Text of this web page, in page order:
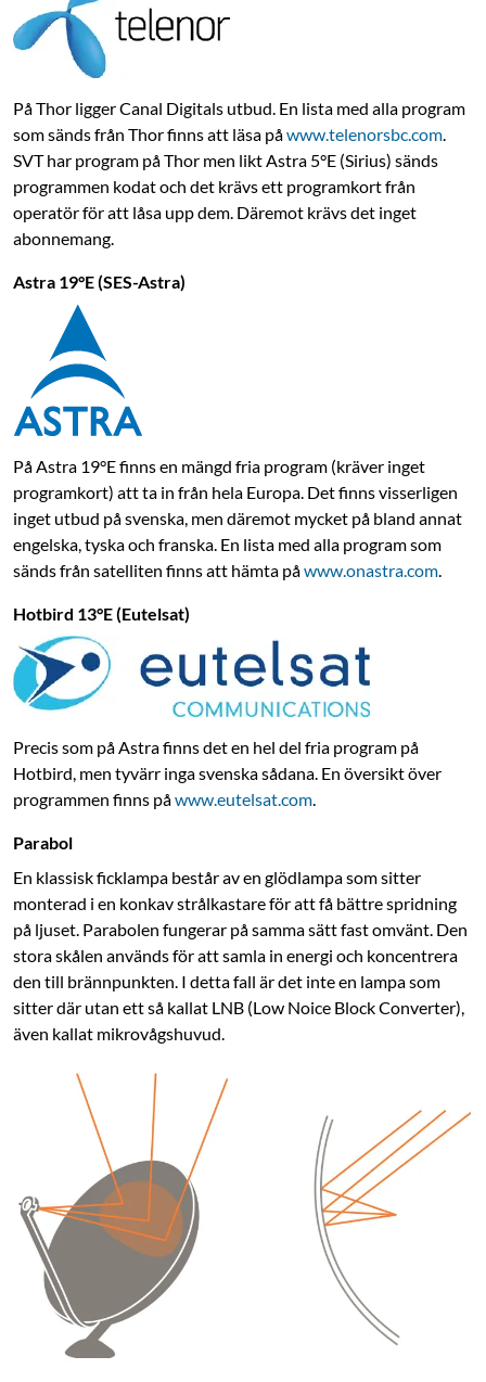
På Thor ligger Canal Digitals utbud. En lista med alla program
som sänds från Thor finns att läsa påwww.telenorsbc.com.
SVT har program på Thor men likt Astra 5°E (Sirius) sänds
programmen kodat och det krävs ett programkort från
operatör för att låsa upp dem. Däremot krävs det inget
abonnemang.
Astra 19°E (SES-Astra)
På Astra 19°E finns en mängd fria program (kräver inget
programkort) att ta in från hela Europa. Det finns visserligen
inget utbud på svenska, men däremot mycket på bland annat
engelska, tyska och franska. En lista med alla program som
sänds från satelliten finns att hämta påwww.onastra.com.
Hotbird 13°E (Eutelsat)
Precis som på Astra finns det en hel del fria program på
Hotbird, men tyvärr inga svenska sådana. En översikt över
programmen finns påwww.eutelsat.com.
Parabol
En klassisk ficklampa består av en glödlampa som sitter
monterad i en konkav strålkastare för att få bättre spridning
på ljuset. Parabolen fungerar på samma sätt fast omvänt. Den
stora skålen används för att samla in energi och koncentrera
den till brännpunkten. I detta fall är det inte en lampa som
sitter där utan ett så kallat LNB (Low Noice Block Converter),
även kallat mikrovågshuvud.